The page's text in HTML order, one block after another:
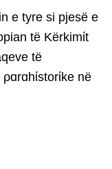
e tyre si pjesë e
të Kërkimίt
të
në